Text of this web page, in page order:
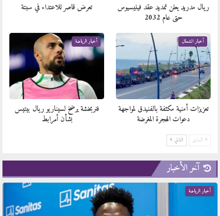
ريال مدريد يعلن تمديد عقد فينيسيوس
حتى عام 2032
تعرض قاصر للاعتداء في سبتة
أخبار الشمال
تعزيزات أمنية مكثفة بالفنيدق لمواجهة
دعوات الهجرة المغرضة
أخبار الرياضة
فنربخشة يرضخ لسيناريو ريال بيتيس
بشأن أمرابط
السابق التالي
آخر الأخبار
أخبار الرياضة